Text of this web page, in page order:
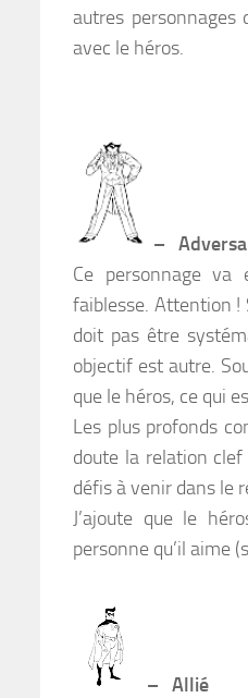
autres personnages
avec le héros.
–
Ce personnage va
faiblesse. Attention !
doit pas être
objectif est autre.
que le héros, ce qui
Les plus profonds
doute la relation clef
défis à venir dans le
J’ajoute que le
personne qu’il aime
– Allié